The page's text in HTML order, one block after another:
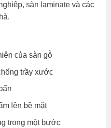
sàn laminate và các
của sàn gỗ
trầy xước
lên bề mặt
trong một bước